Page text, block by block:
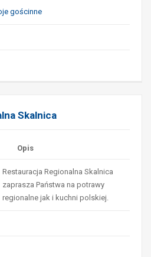
gościnne
Skalnica
Opis
Restauracja Regionalna Skalnica
zaprasza Państwa na potrawy
regionalne jak i kuchni polskiej.